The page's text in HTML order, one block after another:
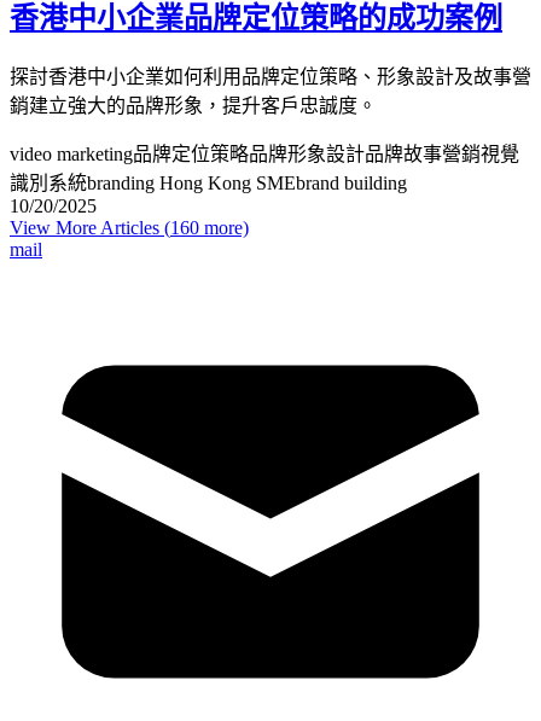
香港中小企業品牌定位策略的成功案例
探討香港中小企業如何利用品牌定位策略、形象設計及故事營
銷建立強大的品牌形象，提升客戶忠誠度。
video marketing品牌定位策略品牌形象設計品牌故事營銷視覺
識別系統branding Hong Kong SMEbrand building
10/20/2025
View More Articles (160 more)
mail